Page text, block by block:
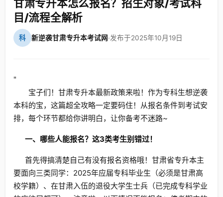
甘肃专升本怎么报名？招生对象/考试科
目/流程全解析
科 新逆袭甘肃专升本考试网·发布于2025年10月19日
"
宝子们！甘肃专升本最新政策来啦！作为专科生想逆袭
本科的宝，这篇超全攻略一定要码住！从报名条件到考试安
排，每个环节都给你讲明白，让你备考不迷路~
一、哪些人能报名？这3类考生别错过！
首先得搞清楚自己有没有报名资格哦！甘肃省专升本主
要面向三类同学：2025年应届专科毕业生（必须是甘肃高
校学籍）、在甘肃入伍的退役大学生士兵（已完成专科学业